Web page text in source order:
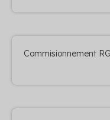
Commisionnement